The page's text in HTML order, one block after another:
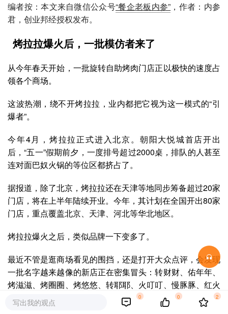
编者按：本文来自微信公众号“餐企老板内参” ，作者：内参
君 ，创业邦经授权发布。
烤拉拉爆火后，一批模仿者来了
从今年春天开始，一批旋转自助烤肉门店正以极快的速度占
领各个商场。
这波热潮，绕不开烤拉拉 ，业内都把它视为这一模式的“引
爆者”。
今年4月，烤拉拉正式进入北京。朝阳大悦城首店开出
后，“五一”假期前夕，一度排号超过2000桌，排队的人甚至
连对面巴奴火锅的等位区都挤占了。
据报道，除了北京，烤拉拉还在天津等地同步筹备超过20家
门店，将在上半年陆续开业。今年，其计划在全国开出80家
门店，重点覆盖北京、天津、河北等华北地区。
烤拉拉爆火之后，类似品牌一下变多了。
最近不管是逛商场看见的围挡，还是打开大众点评，会发现
一批名字越来越像的新店正在密集冒头：转财财、佑年年、
烤滋滋、烤圈圈、烤悠悠、转耶耶、火叮叮、慢豚豚、红火
火……
写出我的观点
0 0 2